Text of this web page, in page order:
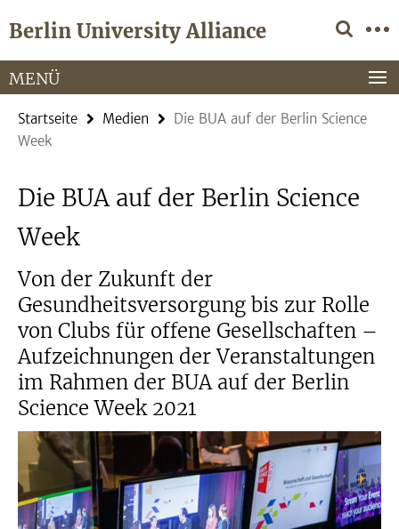
direkt
Inhalt
Berlin University Alliance
Service-
Navigation
MENÜ
Startseite Medien
Die BUA auf der Berlin Science
Week
Die BUA auf der Berlin Science
Week
Von der Zukunft der
Gesundheitsversorgung bis zur Rolle
von Clubs für offene Gesellschaften –
Aufzeichnungen der Veranstaltungen
im Rahmen der BUA auf der Berlin
Science Week 2021